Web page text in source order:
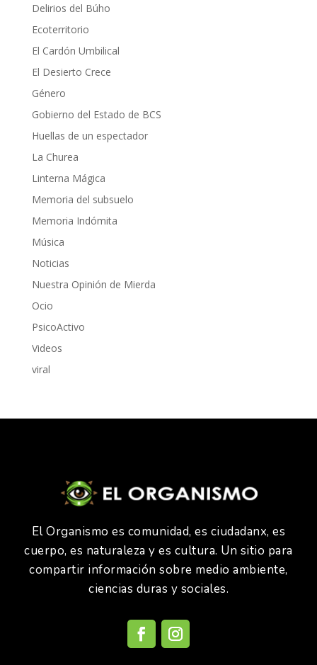
Delirios del Búho
Ecoterritorio
El Cardón Umbilical
El Desierto Crece
Género
Gobierno del Estado de BCS
Huellas de un espectador
La Churea
Linterna Mágica
Memoria del subsuelo
Memoria Indómita
Música
Noticias
Nuestra Opinión de Mierda
Ocio
PsicoActivo
Videos
viral
El Organismo es comunidad, es ciudadanx, es
cuerpo, es naturaleza y es cultura. Un sitio para
compartir información sobre medio ambiente,
ciencias duras y sociales.